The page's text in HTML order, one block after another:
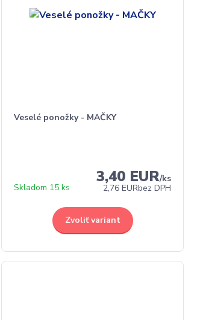
Veselé ponožky - MAČKY
3,40 EUR/ks
2,76 EURbez DPH
Skladom 15 ks
Zvoliť variant